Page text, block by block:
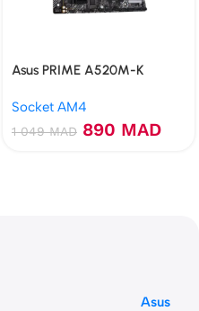
Asus PRIME A520M-K
Socket AM4
1 049MAD 890 MAD
Asus